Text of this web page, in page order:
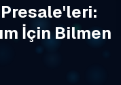
İçin Bilmen